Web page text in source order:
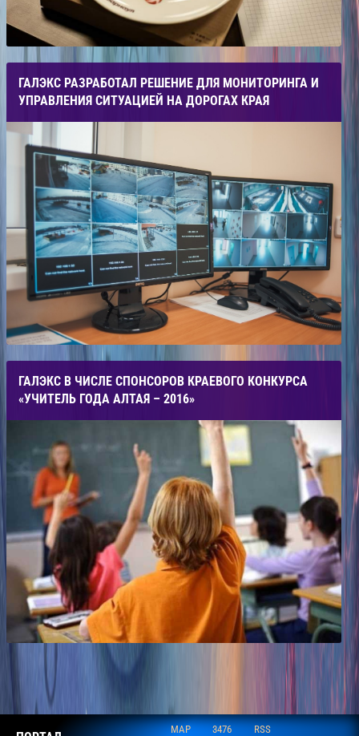
ГАЛЭКС РАЗРАБОТАЛ РЕШЕНИЕ ДЛЯ МОНИТОРИНГА И
УПРАВЛЕНИЯ СИТУАЦИЕЙ НА ДОРОГАХ КРАЯ
ГАЛЭКС В ЧИСЛЕ СПОНСОРОВ КРАЕВОГО КОНКУРСА
«УЧИТЕЛЬ ГОДА АЛТАЯ – 2016»
MAP 3476 RSS